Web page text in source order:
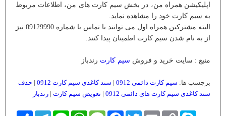
اپلیکیشن همراه من، در بخش سیم کارت های من، اطلاعات مربوط
به سیم کارت خود را مشاهده نماید.
البته مشترکین همراه اول می توانند با تماس با شماره 09129990 نیز
از به نام شدن سیم کارت اطمینان پیدا کنند.
منبع : سایت خرید و فروش سیم کارت رندباز
برچسب ها: سیم کارت دائمی 0912 | سند کاغذی سیم کارت 0912 | حذف
سند کاغذی سیم کارت های دائمی 0912
| تعویض سیم کارت | رندباز
اشتراکTelegram Line
WhatsAppMessageFacebookTwitter Email
Copy Skype